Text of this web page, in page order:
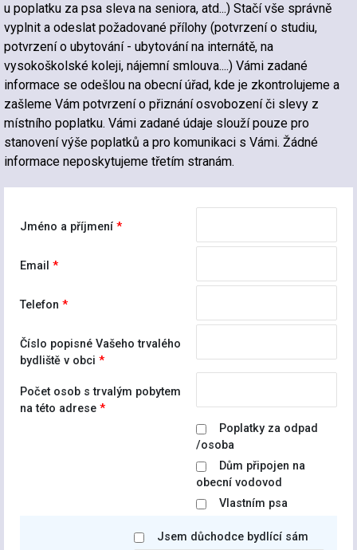
u poplatku za psa sleva na seniora, atd...) Stačí vše správně
vyplnit a odeslat požadované přílohy (potvrzení o studiu,
potvrzení o ubytování - ubytování na internátě, na
vysokoškolské koleji, nájemní smlouva....) Vámi zadané
informace se odešlou na obecní úřad, kde je zkontrolujeme a
zašleme Vám potvrzení o přiznání osvobození či slevy z
místního poplatku. Vámi zadané údaje slouží pouze pro
stanovení výše poplatků a pro komunikaci s Vámi. Žádné
informace neposkytujeme třetím stranám.
Jméno a příjmení
Email
Telefon
Číslo popisné Vašeho trvalého
bydliště v obci
Počet osob s trvalým pobytem
na této adrese
Poplatky za odpad
/osoba
Dům připojen na
obecní vodovod
Vlastním psa
Jsem důchodce bydlící sám